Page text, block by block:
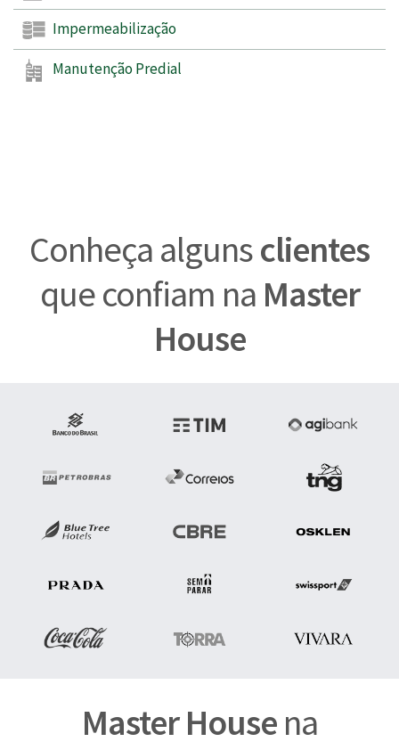
Impermeabilização
Manutenção Predial
Conheça algunsclientes
que confiam na Master
House
Master Housena